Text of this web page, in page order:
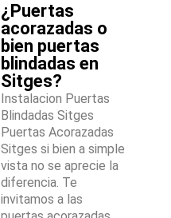
¿Puertas
acorazadas o
bien puertas
blindadas en
Sitges?
Instalacion Puertas
Blindadas Sitges
Puertas Acorazadas
Sitges si bien a simple
vista no se aprecie la
diferencia. Te
invitamos a las